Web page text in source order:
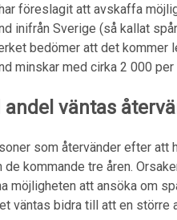
föreslagit att avskaffa
inifrån Sverige (så kallat
bedömer att det kommer
minskar med cirka 2 000
andel väntas
som återvänder efter att
de kommande tre åren.
möjligheten att ansöka om
väntas bidra till att en större